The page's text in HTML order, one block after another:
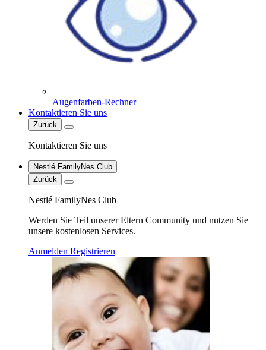
Augenfarben-Rechner
Kontaktieren Sie uns
Zurück
Kontaktieren Sie uns
Nestlé FamilyNes Club
Zurück
Nestlé FamilyNes Club
Werden Sie Teil unserer Eltern Community und nutzen Sie
unsere kostenlosen Services.
Anmelden Registrieren